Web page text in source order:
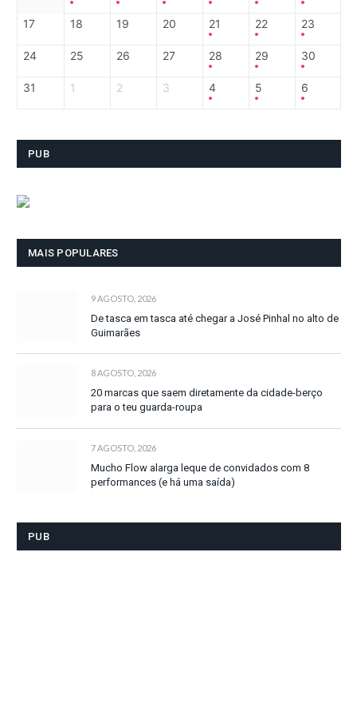
17 18 19 20 21 22 23
24 25 26 27 28 29 30
31 1 2 3 4 5 6
PUB
MAIS POPULARES
9 AGOSTO, 2026
De tasca em tasca até chegar a José Pinhal no alto de
Guimarães
8 AGOSTO, 2026
20 marcas que saem diretamente da cidade-berço
para o teu guarda-roupa
7 AGOSTO, 2026
Mucho Flow alarga leque de convidados com 8
performances (e há uma saída)
PUB